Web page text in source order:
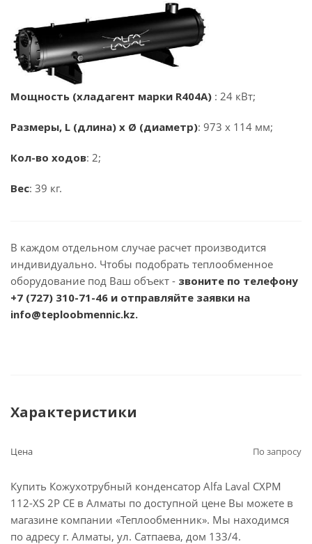
Мощность (хладагент марки R404A) : 24 кВт;
Размеры, L (длина) x Ø (диаметр): 973 x 114 мм;
Кол-во ходов: 2;
Вес: 39 кг.
В каждом отдельном случае расчет производится
индивидуально. Чтобы подобрать теплообменное
оборудование под Ваш объект - звоните по телефону
+7 (727) 310-71-46 и отправляйте заявки на
info@teploobmennic.kz.
Характеристики
Цена По запросу
Купить Кожухотрубный конденсатор Alfa Laval CXPM
112-XS 2P CE в Алматы по доступной цене Вы можете в
магазине компании «Теплообменник». Мы находимся
по адресу г. Алматы, ул. Сатпаева, дом 133/4.